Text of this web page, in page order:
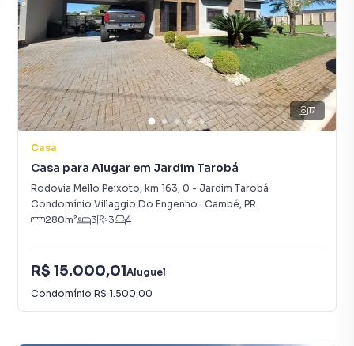
17
Casa
Casa para Alugar em Jardim Tarobá
Rodovia Mello Peixoto, km 163, 0 - Jardim Tarobá
Condomínio Villaggio Do Engenho · Cambé, PR
280m² 3 3 4
R$ 15.000,01Aluguel
Condomínio R$ 1.500,00